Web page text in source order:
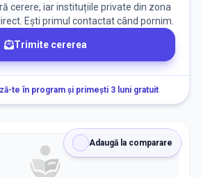
despre locuri libere
despre job-uri
cerere, iar instituțiile private din zona
Ești primul contactat când pornim.
Trimite cererea
te în program și primești 3 luni gratuit.
Adaugă la comparare